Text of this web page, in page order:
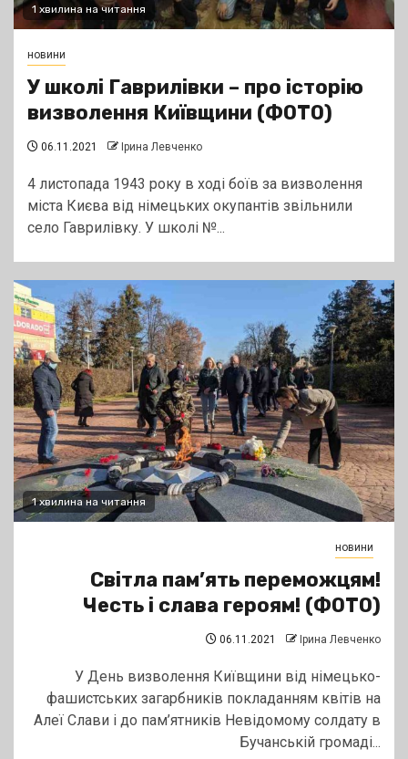
1 хвилина на читання
новини
У школі Гаврилівки – про історію
визволення Київщини (ФОТО)
06.11.2021 Ірина Левченко
4 листопада 1943 року в ході боїв за визволення
міста Києва від німецьких окупантів звільнили
село Гаврилівку. У школі №...
1 хвилина на читання
новини
Світла пам’ять переможцям!
Честь і слава героям! (ФОТО)
06.11.2021 Ірина Левченко
У День визволення Київщини від німецько-
фашистських загарбників покладанням квітів на
Алеї Слави і до пам’ятників Невідомому солдату в
Бучанській громаді...